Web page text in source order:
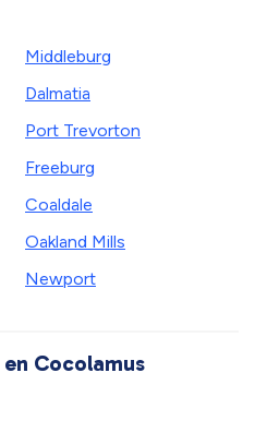
Middleburg
Dalmatia
Port Trevorton
Freeburg
Coaldale
Oakland Mills
Newport
Cocolamus